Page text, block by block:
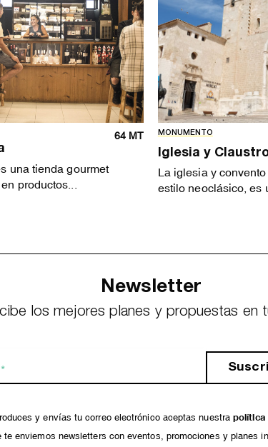
64 MT
una tienda gourmet
productos...
MONUMENTO
Iglesia y
La iglesia y
estilo neoclásico, es
Newsletter
los mejores planes y propuestas en
*
y envías tu correo electrónico aceptas nuestrapolítica
te enviemos newsletters con eventos, promociones y planes